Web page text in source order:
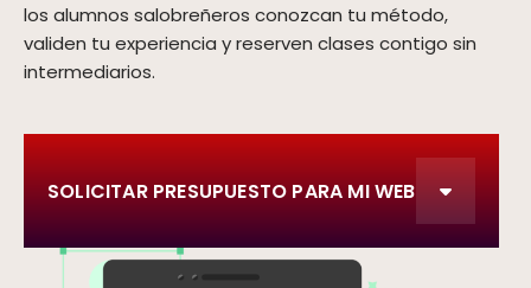
los alumnos salobreñeros conozcan tu método,
validen tu experiencia y reserven clases contigo sin
intermediarios.
SOLICITAR PRESUPUESTO PARA MI WEB